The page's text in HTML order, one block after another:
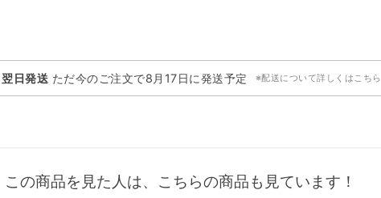
日発送 ただ今のご注文で8月17日に発送予定 ※配送について詳しくはこちら
この商品を見た人は、こちらの商品も見ています！